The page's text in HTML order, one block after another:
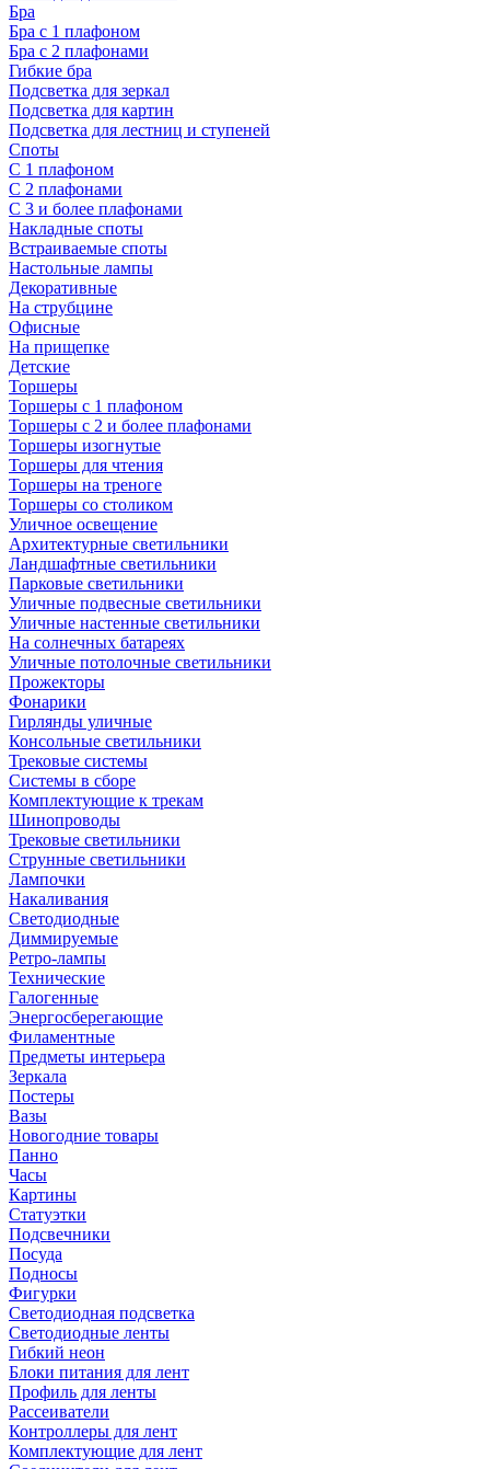
Бра
Бра с 1 плафоном
Бра с 2 плафонами
Гибкие бра
Подсветка для зеркал
Подсветка для картин
Подсветка для лестниц и ступеней
Споты
С 1 плафоном
С 2 плафонами
С 3 и более плафонами
Накладные споты
Встраиваемые споты
Настольные лампы
Декоративные
На струбцине
Офисные
На прищепке
Детские
Торшеры
Торшеры с 1 плафоном
Торшеры с 2 и более плафонами
Торшеры изогнутые
Торшеры для чтения
Торшеры на треноге
Торшеры со столиком
Уличное освещение
Архитектурные светильники
Ландшафтные светильники
Парковые светильники
Уличные подвесные светильники
Уличные настенные светильники
На солнечных батареях
Уличные потолочные светильники
Прожекторы
Фонарики
Гирлянды уличные
Консольные светильники
Трековые системы
Системы в сборе
Комплектующие к трекам
Шинопроводы
Трековые светильники
Струнные светильники
Лампочки
Накаливания
Светодиодные
Диммируемые
Ретро-лампы
Технические
Галогенные
Энергосберегающие
Филаментные
Предметы интерьера
Зеркала
Постеры
Вазы
Новогодние товары
Панно
Часы
Картины
Статуэтки
Подсвечники
Посуда
Подносы
Фигурки
Светодиодная подсветка
Светодиодные ленты
Гибкий неон
Блоки питания для лент
Профиль для ленты
Рассеиватели
Контроллеры для лент
Комплектующие для лент